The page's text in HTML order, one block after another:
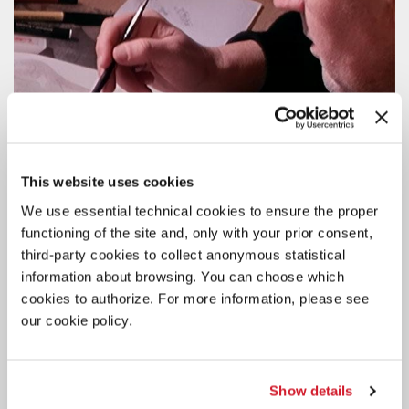
This website uses cookies
We use essential technical cookies to ensure the proper
functioning of the site and, only with your prior consent,
third-party cookies to collect anonymous statistical
information about browsing. You can choose which
cookies to authorize. For more information, please see
our cookie policy.
Show details
DOCUMENTARIO DI STEFANO